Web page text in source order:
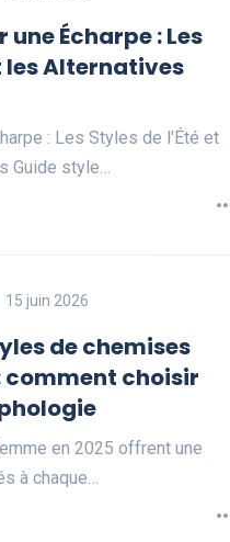
Écharpe : Les
les Alternatives
: Les Styles de l'Été et
Guide style…
15 juin 2026
de chemises
comment choisir
en 2025 offrent une
à chaque…